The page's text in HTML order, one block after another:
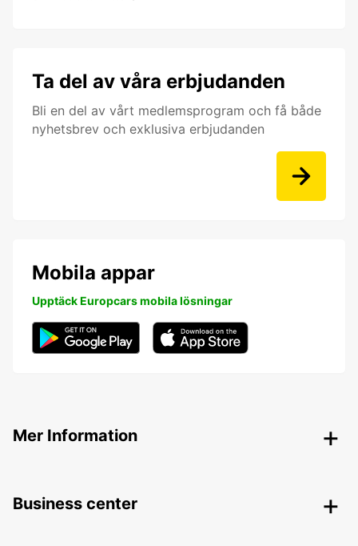
Ta del av våra erbjudanden
Bli en del av vårt medlemsprogram och få både
nyhetsbrev och exklusiva erbjudanden
Mobila appar
Upptäck Europcars mobila lösningar
Mer Information
Business center